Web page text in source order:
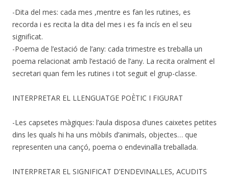
-Dita del mes: cada mes ,mentre es fan les rutines, es
recorda i es recita la dita del mes i es fa incís en el seu
significat.
-Poema de l’estació de l’any: cada trimestre es treballa un
poema relacionat amb l’estació de l’any. La recita oralment el
secretari quan fem les rutines i tot seguit el grup-classe.
INTERPRETAR EL LLENGUATGE POÈTIC I FIGURAT
-Les capsetes màgiques: l’aula disposa d’unes caixetes petites
dins les quals hi ha uns mòbils d’animals, objectes… que
representen una cançó, poema o endevinalla treballada.
INTERPRETAR EL SIGNIFICAT D’ENDEVINALLES, ACUDITS